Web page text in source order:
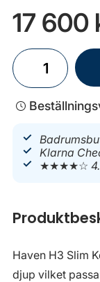
17 600
Klarna
★★★★☆
Haven H3 Slim
djup vilket